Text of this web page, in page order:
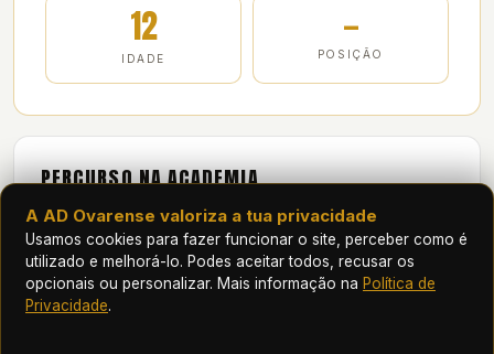
12
IDADE
—
POSIÇÃO
PERCURSO NA ACADEMIA
2025/26 Infantis B (mista)nº 13Defesa
11jogos oficiais
2024/25
A AD Ovarense valoriza a tua privacidade
Usamos cookies para fazer funcionar o site, perceber como é
utilizado e melhorá-lo. Podes aceitar todos, recusar os
opcionais ou personalizar. Mais informação na Política de
Privacidade.